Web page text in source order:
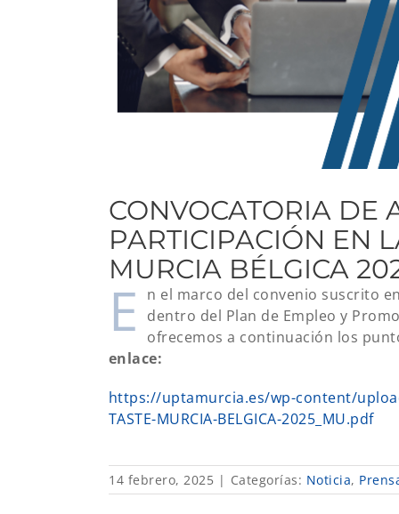
CONVOCATORIA DE
PARTICIPACIÓN EN
MURCIA BÉLGICA
E
n el marco del convenio suscrito
dentro del Plan de Empleo y
ofrecemos a continuación los
enlace:
https://uptamurcia.es/wp-content/
TASTE-MURCIA-BELGICA-2025_MU.pdf
14 febrero, 2025 | Categorías: Noticia,